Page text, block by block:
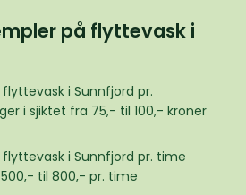
på flyttevask i
i Sunnfjord pr.
i sjiktet fra 75,- til 100,- kroner
flyttevask i Sunnfjord pr. time
til 800,- pr. time